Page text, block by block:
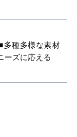
多種多様な素材
ーズに応える